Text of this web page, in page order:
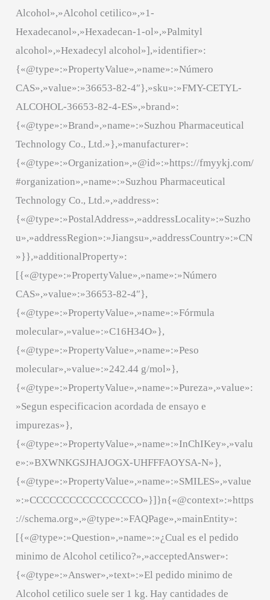
Alcohol»,»Alcohol cetilico»,»1-
Hexadecanol»,»Hexadecan-1-ol»,»Palmityl
alcohol»,»Hexadecyl alcohol»],»identifier»:
{«@type»:»PropertyValue»,»name»:»Número
CAS»,»value»:»36653-82-4″},»sku»:»FMY-CETYL-
ALCOHOL-36653-82-4-ES»,»brand»:
{«@type»:»Brand»,»name»:»Suzhou Pharmaceutical
Technology Co., Ltd.»},»manufacturer»:
{«@type»:»Organization»,»@id»:»https://fmyykj.com/
#organization»,»name»:»Suzhou Pharmaceutical
Technology Co., Ltd.»,»address»:
{«@type»:»PostalAddress»,»addressLocality»:»Suzho
u»,»addressRegion»:»Jiangsu»,»addressCountry»:»CN
»}},»additionalProperty»:
[{«@type»:»PropertyValue»,»name»:»Número
CAS»,»value»:»36653-82-4″},
{«@type»:»PropertyValue»,»name»:»Fórmula
molecular»,»value»:»C16H34O»},
{«@type»:»PropertyValue»,»name»:»Peso
molecular»,»value»:»242.44 g/mol»},
{«@type»:»PropertyValue»,»name»:»Pureza»,»value»:
»Segun especificacion acordada de ensayo e
impurezas»},
{«@type»:»PropertyValue»,»name»:»InChIKey»,»valu
e»:»BXWNKGSJHAJOGX-UHFFFAOYSA-N»},
{«@type»:»PropertyValue»,»name»:»SMILES»,»value
»:»CCCCCCCCCCCCCCCCO»}]}n{«@context»:»https
://schema.org»,»@type»:»FAQPage»,»mainEntity»:
[{«@type»:»Question»,»name»:»¿Cual es el pedido
minimo de Alcohol cetilico?»,»acceptedAnswer»:
{«@type»:»Answer»,»text»:»El pedido minimo de
Alcohol cetilico suele ser 1 kg. Hay cantidades de